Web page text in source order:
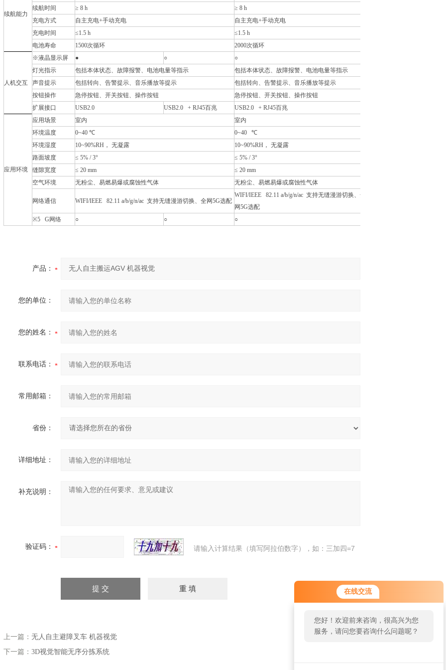
在线交流
您好！欢迎前来咨询，很高兴为您
服务，请问您要咨询什么问题呢？
续航能力
续航时间 ≥ 8 h ≥ 8 h
充电方式
自主充电+手动充电 自主充电+手动充电
充电时间
≤1.5 h ≤1.5 h
电池寿命
1500次循环 2000次循环
人机交互
※液晶显示屏 ● ○
○
灯光指示
包括本体状态、故障报警、电池电量等指示
包括本体状态、故障报警、电池电量等指示
声音提示
包括转向、告警提示、音乐播放等提示
包括转向、告警提示、音乐播放等提示
按钮操作
急停按钮、开关按钮、操作按钮
急停按钮、开关按钮、操作按钮
扩展接口
USB2.0 USB2.0 + RJ45百兆 USB2.0 + RJ45百兆
应用环境
应用场景 室内
室内
环境温度
0~40 ℃ 0~40 ℃
环境湿度
10~90%RH ， 无凝露 10~90%RH ， 无凝露
路面坡度
≤ 5% / 3° ≤ 5% / 3°
缝隙宽度
≤ 20 mm ≤ 20 mm
空气环境
无粉尘、易燃易爆或腐蚀性气体 无粉尘、易燃易爆或腐蚀性气体
网络通信 WIFI/IEEE 82.11 a/b/g/n/ac 支持无缝漫游切换、全网5G选配
WIFI/IEEE 82.11 a/b/g/n/ac 支持无缝漫游切换、全
网5G选配
※5 G网络 ○ ○ ○
产品：
您的单位：
您的姓名：
联系电话：
常用邮箱：
省份：
详细地址：
补充说明：
验证码： 请输入计算结果（填写阿拉伯数字），如：三加四=7
上一篇： 无人自主避障叉车 机器视觉
下一篇： 3D视觉智能无序分拣系统